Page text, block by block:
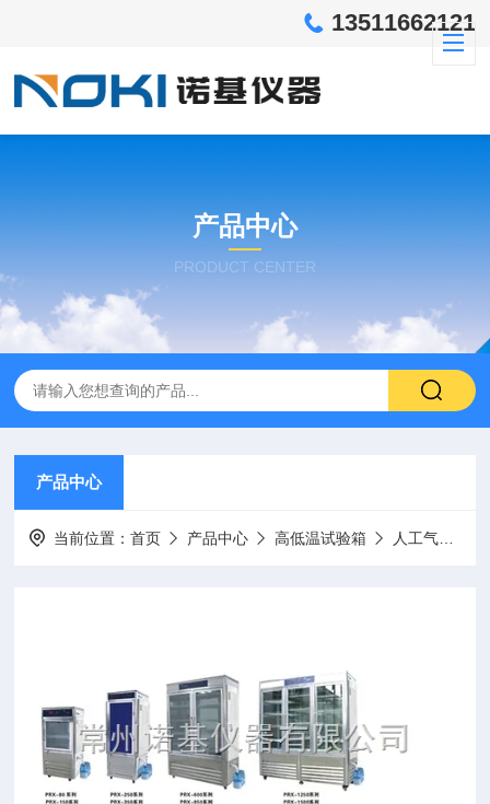
13511662121
产品中心
PRODUCT CENTER
产品中心
当前位置：首页 产品中心 高低温试验箱 人工气候箱